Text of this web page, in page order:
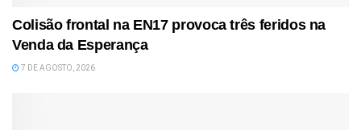
Colisão frontal na EN17 provoca três feridos na
Venda da Esperança
7 DE AGOSTO, 2026